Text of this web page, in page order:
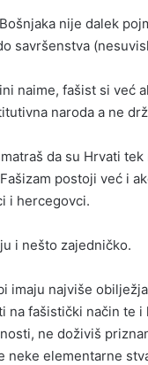
nije dalek
savršenstva
naime, fašist si već
naroda a ne
da su Hrvati
postoji već i
i hercegovci.
i nešto zajedničko.
imaju najviše
na fašistički način te
ne doživiš
neke elementarne